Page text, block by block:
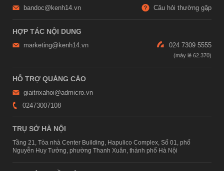
bandoc@kenh14.vn Câu hỏi thường gặp
HỢP TÁC NỘI DUNG
marketing@kenh14.vn 024 7309 5555
HỖ TRỢ QUẢNG CÁO
giaitrixahoi@admicro.vn
02473007108
TRỤ SỞ HÀ NỘI
Tầng 21, Tòa nhà Center Building, Hapulico Complex, Số 01, phố
Nguyễn Huy Tưởng, phường Thanh Xuân, thành phố Hà Nội